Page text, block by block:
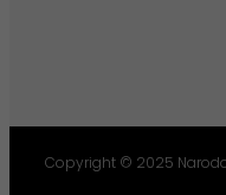
Copyright © 2025